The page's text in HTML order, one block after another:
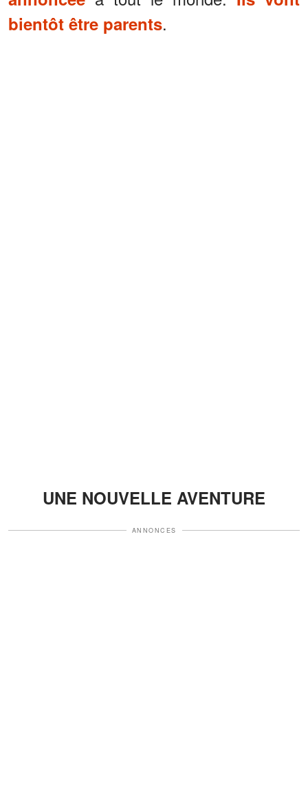
bientôt être parents.
UNE NOUVELLE AVENTURE
ANNONCES